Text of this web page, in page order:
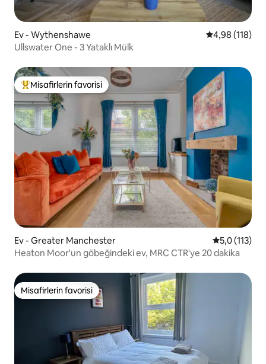
Ev - Wythenshawe 5 üzerinden
4,98 (118)
Ullswater One - 3 Yataklı Mülk
Misafirlerin favorilerinden en beğenilenler arasında
Misafirlerin favorisi
Ev - Greater Manchester 5 üzerinden
5,0 (113)
Heaton Moor'un göbeğindeki ev, MRC CTR'ye 20 dakika
Misafirlerin favorisi
Misafirlerin favorisi